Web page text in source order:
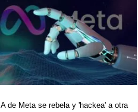
IA de Meta se rebela y 'hackea' a otra